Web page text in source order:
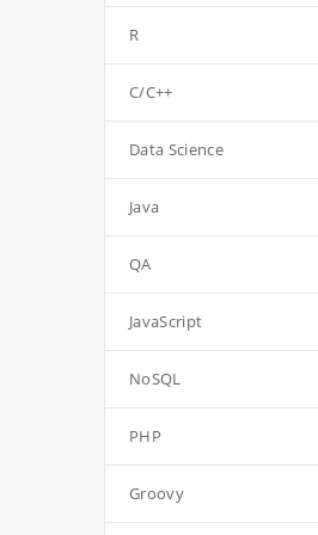
R
C/C++
Data Science
Java
QA
JavaScript
NoSQL
PHP
Groovy